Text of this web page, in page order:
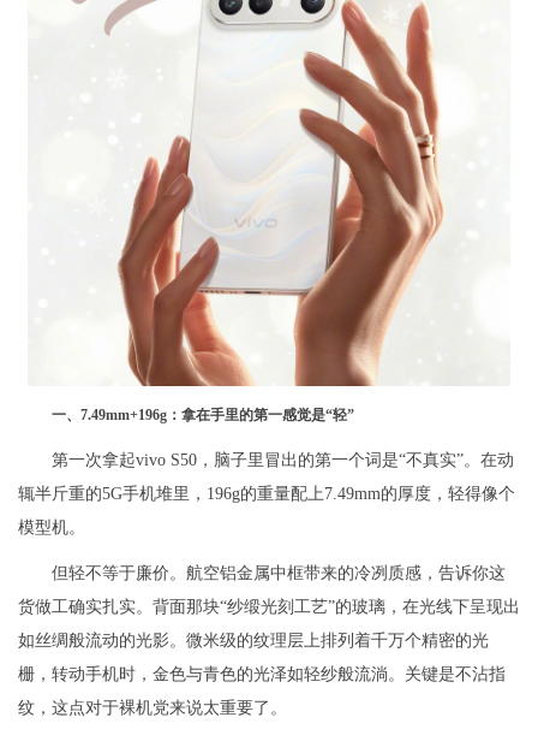
一、7.49mm+196g：拿在手里的第一感觉是“轻”
第一次拿起vivo S50，脑子里冒出的第一个词是“不真实”。在动
辄半斤重的5G手机堆里，196g的重量配上7.49mm的厚度，轻得像个
模型机。
但轻不等于廉价。航空铝金属中框带来的冷冽质感，告诉你这
货做工确实扎实。背面那块“纱缎光刻工艺”的玻璃，在光线下呈现出
如丝绸般流动的光影。微米级的纹理层上排列着千万个精密的光
栅，转动手机时，金色与青色的光泽如轻纱般流淌。关键是不沾指
纹，这点对于裸机党来说太重要了。